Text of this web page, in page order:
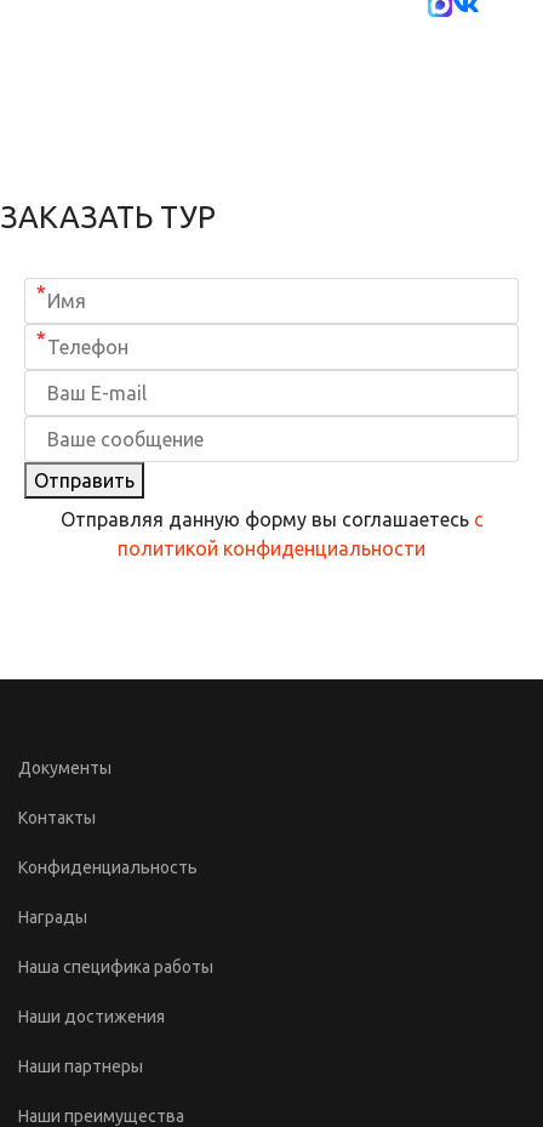
ЗАКАЗАТЬ ТУР
*
*
Отправить
Отправляя данную форму вы соглашаетесь с
политикой конфиденциальности
Документы
Контакты
Конфиденциальность
Награды
Наша специфика работы
Наши достижения
Наши партнеры
Наши преимущества